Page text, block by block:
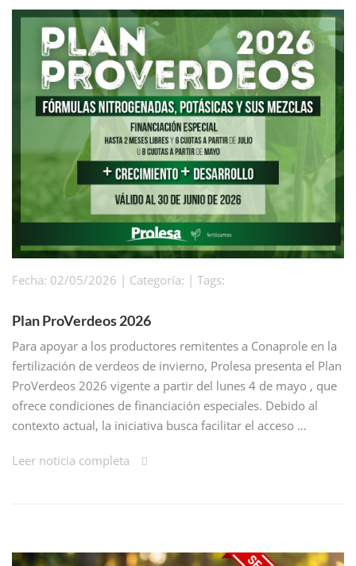
Fecha: 02/05/2026 | Categoría: | Tags:
Plan ProVerdeos 2026
Para apoyar a los productores remitentes a Conaprole en la
fertilización de verdeos de invierno, Prolesa presenta el Plan
ProVerdeos 2026 vigente a partir del lunes 4 de mayo , que
ofrece condiciones de financiación especiales. Debido al
contexto actual, la iniciativa busca facilitar el acceso …
Leer noticia completa